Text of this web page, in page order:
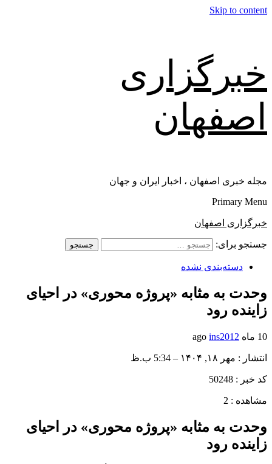
Skip to content
خبرگزاری
اصفهان
مجله خبری اصفهان ، اخبار ایران و جهان
Primary Menu
خبرگزاری اصفهان
جستجو برای:
دسته‌بندی نشده
وحدت به مثابه «پروژه محوری» در احیای
زاینده رود
10 ماه ago ins2012
انتشار : مهر ۱۸, ۱۴۰۴ – 5:34 ب.ظ
کد خبر : 50248
مشاهده : 2
وحدت به مثابه «پروژه محوری» در احیای
زاینده رود